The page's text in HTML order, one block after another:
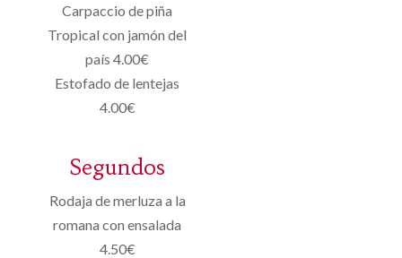
Carpaccio de piña
Tropical con jamón del
país 4.00€
Estofado de lentejas
4.00€
Segundos
Rodaja de merluza a la
romana con ensalada
4.50€